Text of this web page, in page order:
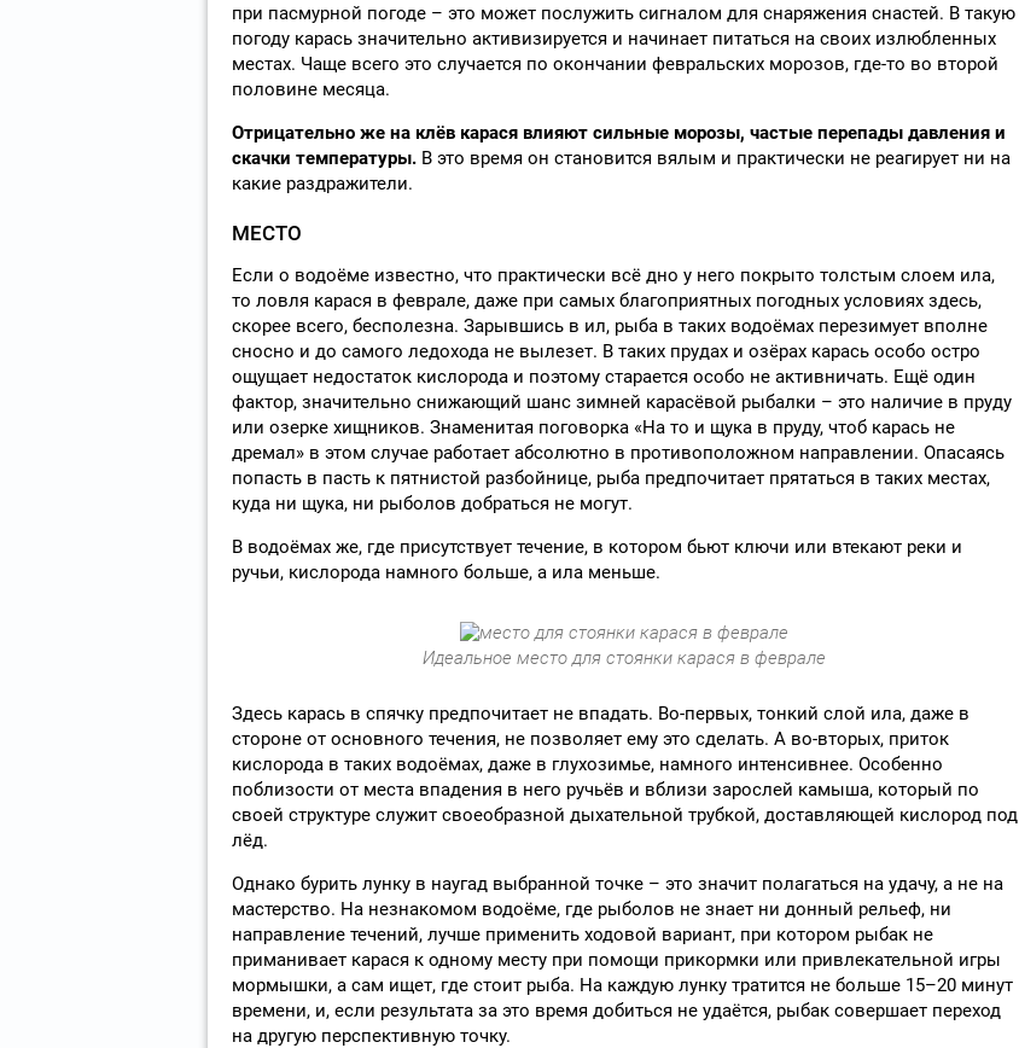
при пасмурной погоде – это может послужить сигналом для снаряжения снастей. В такую
погоду карась значительно активизируется и начинает питаться на своих излюбленных
местах. Чаще всего это случается по окончании февральских морозов, где-то во второй
половине месяца.
Отрицательно же на клёв карася влияют сильные морозы, частые перепады давления и
скачки температуры.В это время он становится вялым и практически не реагирует ни на
какие раздражители.
МЕСТО
Если о водоёме известно, что практически всё дно у него покрыто толстым слоем ила,
то ловля карася в феврале, даже при самых благоприятных погодных условиях здесь,
скорее всего, бесполезна. Зарывшись в ил, рыба в таких водоёмах перезимует вполне
сносно и до самого ледохода не вылезет. В таких прудах и озёрах карась особо остро
ощущает недостаток кислорода и поэтому старается особо не активничать. Ещё один
фактор, значительно снижающий шанс зимней карасёвой рыбалки – это наличие в пруду
или озерке хищников. Знаменитая поговорка «На то и щука в пруду, чтоб карась не
дремал» в этом случае работает абсолютно в противоположном направлении. Опасаясь
попасть в пасть к пятнистой разбойнице, рыба предпочитает прятаться в таких местах,
куда ни щука, ни рыболов добраться не могут.
В водоёмах же, где присутствует течение, в котором бьют ключи или втекают реки и
ручьи, кислорода намного больше, а ила меньше.
Идеальное место для стоянки карася в феврале
Здесь карась в спячку предпочитает не впадать. Во-первых, тонкий слой ила, даже в
стороне от основного течения, не позволяет ему это сделать. А во-вторых, приток
кислорода в таких водоёмах, даже в глухозимье, намного интенсивнее. Особенно
поблизости от места впадения в него ручьёв и вблизи зарослей камыша, который по
своей структуре служит своеобразной дыхательной трубкой, доставляющей кислород под
лёд.
Однако бурить лунку в наугад выбранной точке – это значит полагаться на удачу, а не на
мастерство. На незнакомом водоёме, где рыболов не знает ни донный рельеф, ни
направление течений, лучше применить ходовой вариант, при котором рыбак не
приманивает карася к одному месту при помощи прикормки или привлекательной игры
мормышки, а сам ищет, где стоит рыба. На каждую лунку тратится не больше 15–20 минут
времени, и, если результата за это время добиться не удаётся, рыбак совершает переход
на другую перспективную точку.